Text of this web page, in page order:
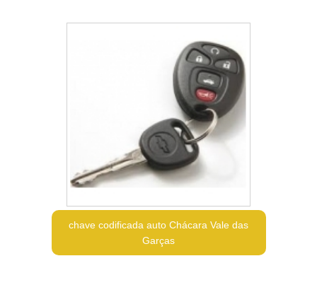
chave codificada auto Chácara Vale das
Garças